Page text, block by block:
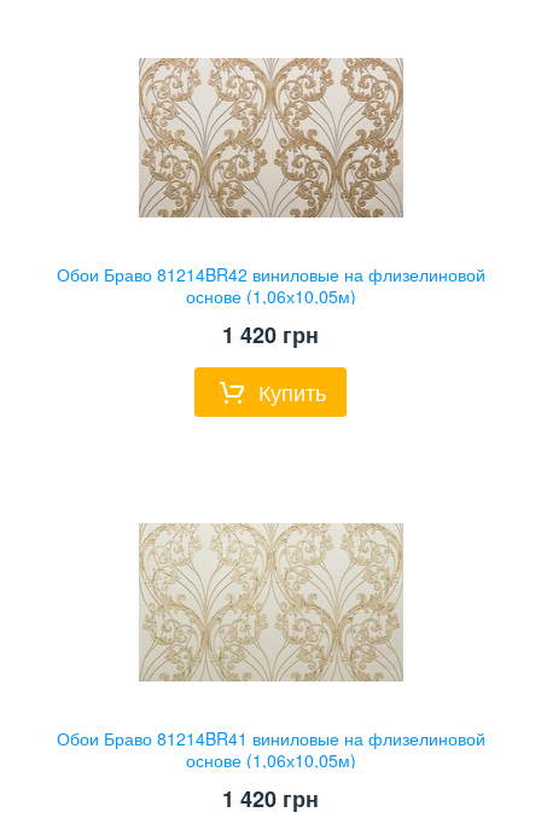
Обои Браво 81214BR42 виниловые на флизелиновой
основе (1,06х10,05м)
1 420 грн
Купить
Обои Браво 81214BR41 виниловые на флизелиновой
основе (1,06х10,05м)
1 420 грн